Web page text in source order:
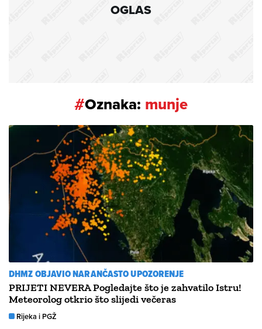
OGLAS
#Oznaka: munje
DHMZ OBJAVIO NARANČASTO UPOZORENJE
PRIJETI NEVERA Pogledajte što je zahvatilo Istru!
Meteorolog otkrio što slijedi večeras
Rijeka i PGŽ